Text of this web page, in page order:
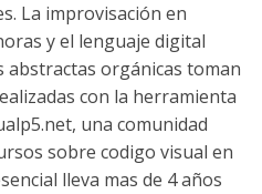
La improvisación en
y el lenguaje digital
abstractas orgánicas toman
con la herramienta
una comunidad
sobre codigo visual en
lleva mas de 4 años